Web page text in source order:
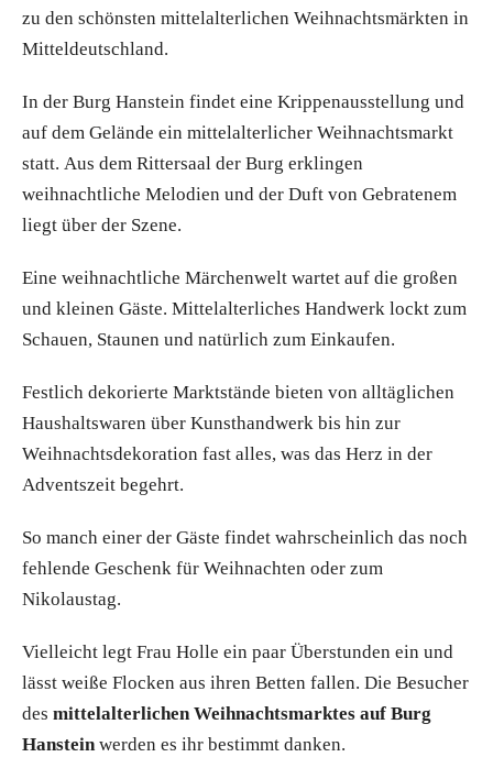
zu den schönsten mittelalterlichen Weihnachtsmärkten in
Mitteldeutschland.
In der Burg Hanstein findet eine Krippenausstellung und
auf dem Gelände ein mittelalterlicher Weihnachtsmarkt
statt. Aus dem Rittersaal der Burg erklingen
weihnachtliche Melodien und der Duft von Gebratenem
liegt über der Szene.
Eine weihnachtliche Märchenwelt wartet auf die großen
und kleinen Gäste. Mittelalterliches Handwerk lockt zum
Schauen, Staunen und natürlich zum Einkaufen.
Festlich dekorierte Marktstände bieten von alltäglichen
Haushaltswaren über Kunsthandwerk bis hin zur
Weihnachtsdekoration fast alles, was das Herz in der
Adventszeit begehrt.
So manch einer der Gäste findet wahrscheinlich das noch
fehlende Geschenk für Weihnachten oder zum
Nikolaustag.
Vielleicht legt Frau Holle ein paar Überstunden ein und
lässt weiße Flocken aus ihren Betten fallen. Die Besucher
des mittelalterlichen Weihnachtsmarktes auf Burg
Hansteinwerden es ihr bestimmt danken.